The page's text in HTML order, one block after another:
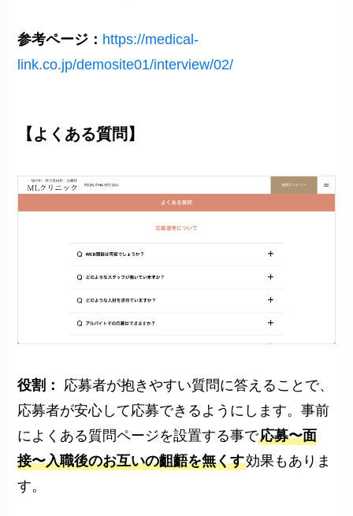
参考ページ： https://medical-
link.co.jp/demosite01/interview/02/
【よくある質問】
役割：
応募者が抱きやすい質問に答えることで、
応募者が安心して応募できるようにします。事前
によくある質問ページを設置する事で応募〜面
接〜入職後のお互いの齟齬を無くす効果もありま
す。